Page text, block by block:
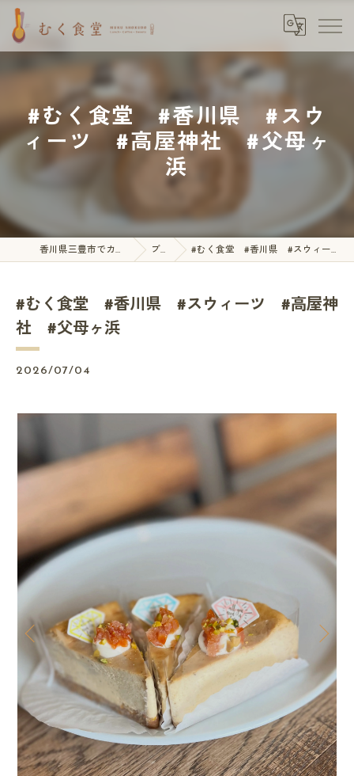
#むく食堂 #香川県 #スウ
ィーツ #高屋神社 #父母ヶ
浜
香川県三豊市でカフェならむく食堂 ブログ #むく食堂 #香川県 #スウィーツ #高屋神社 #父母ヶ浜
#むく食堂 #香川県 #スウィーツ #高屋神
社 #父母ヶ浜
2026/07/04